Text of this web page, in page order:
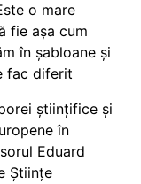
o mare
fie așa cum
în șabloane și
fac diferit
științifice și
în
Eduard
Științe